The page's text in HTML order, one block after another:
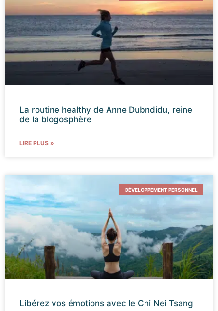
La routine healthy de Anne Dubndidu, reine
de la blogosphère
LIRE PLUS »
DÉVELOPPEMENT PERSONNEL
Libérez vos émotions avec le Chi Nei Tsang